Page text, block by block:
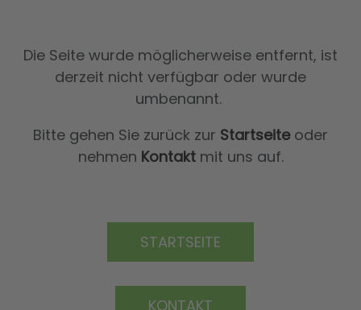
Die Seite wurde möglicherweise entfernt, ist
derzeit nicht verfügbar oder wurde
umbenannt.
Bitte gehen Sie zurück zur Startseiteoder
nehmen Kontakt mit uns auf.
STARTSEITE
KONTAKT